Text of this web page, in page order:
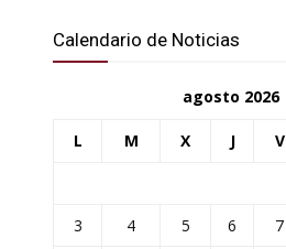
Calendario de Noticias
agosto 2026
L M X J V
3
4 5 6 7